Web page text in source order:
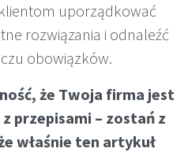
uporządkować
rozwiązania i odnaleźć
obowiązków.
że Twoja firma jest
przepisami – zostań z
właśnie ten artykuł